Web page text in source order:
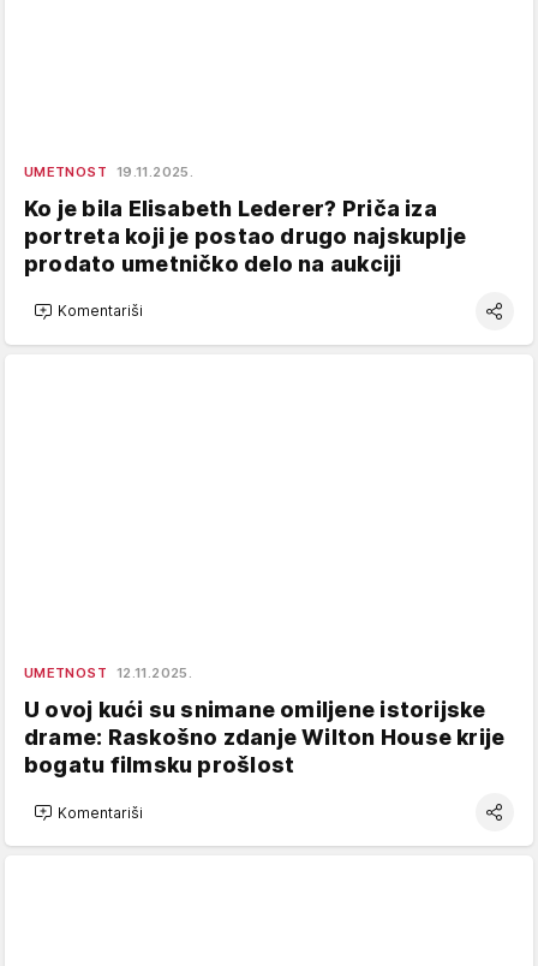
UMETNOST 19.11.2025.
Ko je bila Elisabeth Lederer? Priča iza
portreta koji je postao drugo najskuplje
prodato umetničko delo na aukciji
Komentariši
UMETNOST 12.11.2025.
U ovoj kući su snimane omiljene istorijske
drame: Raskošno zdanje Wilton House krije
bogatu filmsku prošlost
Komentariši